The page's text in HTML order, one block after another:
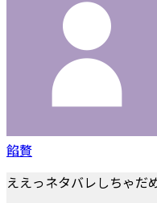
餡贅
ええっネタバレしちゃだ